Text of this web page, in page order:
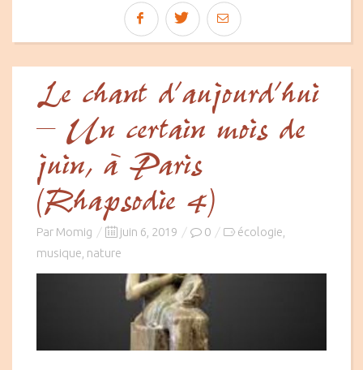
Le chant d’aujourd’hui
– Un certain mois de
juin, à Paris
(Rhapsodie 4)
Par Momig
Posted
on
juin 6, 2019 0 écologie,
musique, nature